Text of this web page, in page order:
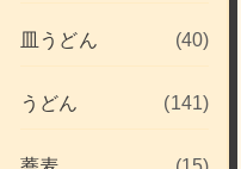
皿うどん (40)
うどん (141)